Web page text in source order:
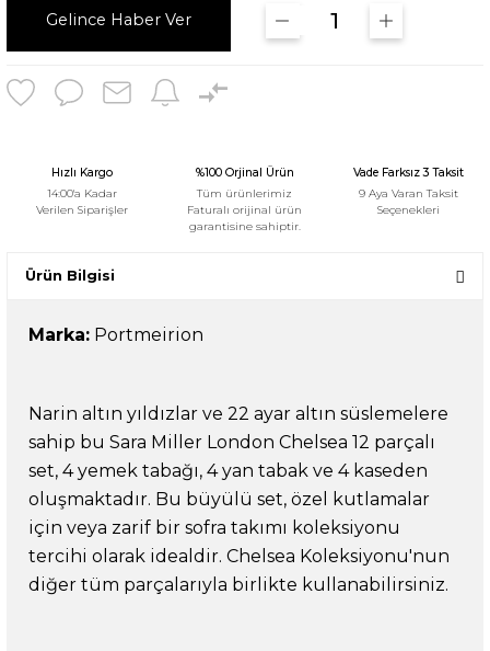
Gelince Haber Ver
Hızlı Kargo
14:00'a Kadar
Verilen Siparişler
%100 Orjinal Ürün
Tüm ürünlerimiz
Faturalı orijinal ürün
garantisine sahiptir.
Vade Farksız 3 Taksit
9 Aya Varan Taksit
Seçenekleri
Ürün Bilgisi
Marka: Portmeirion
Narin altın yıldızlar ve 22 ayar altın süslemelere
sahip bu Sara Miller London Chelsea 12 parçalı
set, 4 yemek tabağı, 4 yan tabak ve 4 kaseden
oluşmaktadır. Bu büyülü set, özel kutlamalar
için veya zarif bir sofra takımı koleksiyonu
tercihi olarak idealdir. Chelsea Koleksiyonu'nun
diğer tüm parçalarıyla birlikte kullanabilirsiniz.